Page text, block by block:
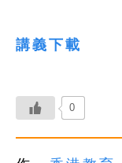
講義下載
0